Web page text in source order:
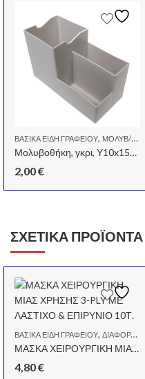
, ΜΟΛΥΒ/ΚΕΣ-ΕΛΆΣΜΑΤΑ-
ΒΑΣΙΚΆ ΕΊΔΗ ΓΡΑΦΕΊΟΥ, ΜΟΛΥΒ/ΚΕΣ-ΕΛΆΣΜΑΤΑ-ΜΕΓΕΝ.ΦΑΚΟΊ
Μολυβοθήκη, γκρι, Υ10x15x7 εκ.
2,00€
ΣΧΕΤΙΚΆ ΠΡΟΪΌΝΤΑ
ΒΑΣΙΚΆ ΕΊΔΗ ΓΡΑΦΕΊΟΥ, ΔΙΆΦΟΡΑ ΕΊΔΗ ΓΡΑΦΕΊΟΥ
ΜΑΣΚΑ ΧΕΙΡΟΥΡΓΙΚΗ ΜΙΑΣ ΧΡΗΣΗΣ 3-PLY ΜΕ ΛΑΣΤΙΧΟ & ΕΠΙΡΥΝΙΟ 10Τ.
4,80€